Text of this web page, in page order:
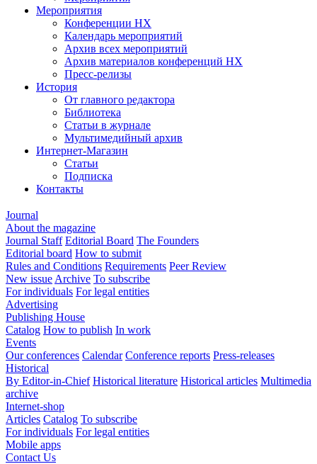
Мероприятия
Конференции НХ
Календарь мероприятий
Архив всех мероприятий
Архив материалов конференций НХ
Пресс-релизы
История
От главного редактора
Библиотека
Статьи в журнале
Мультимедийный архив
Интернет-Магазин
Статьи
Подписка
Контакты
Journal
About the magazine
Journal Staff Editorial Board The Founders
Editorial board How to submit
Rules and Conditions Requirements Peer Review
New issue Archive To subscribe
For individuals For legal entities
Advertising
Publishing House
Catalog How to publish In work
Events
Our conferences Calendar Conference reports Press-releases
Historical
By Editor-in-Chief Historical literature Historical articles Multimedia
archive
Internet-shop
Articles Catalog To subscribe
For individuals For legal entities
Mobile apps
Contact Us